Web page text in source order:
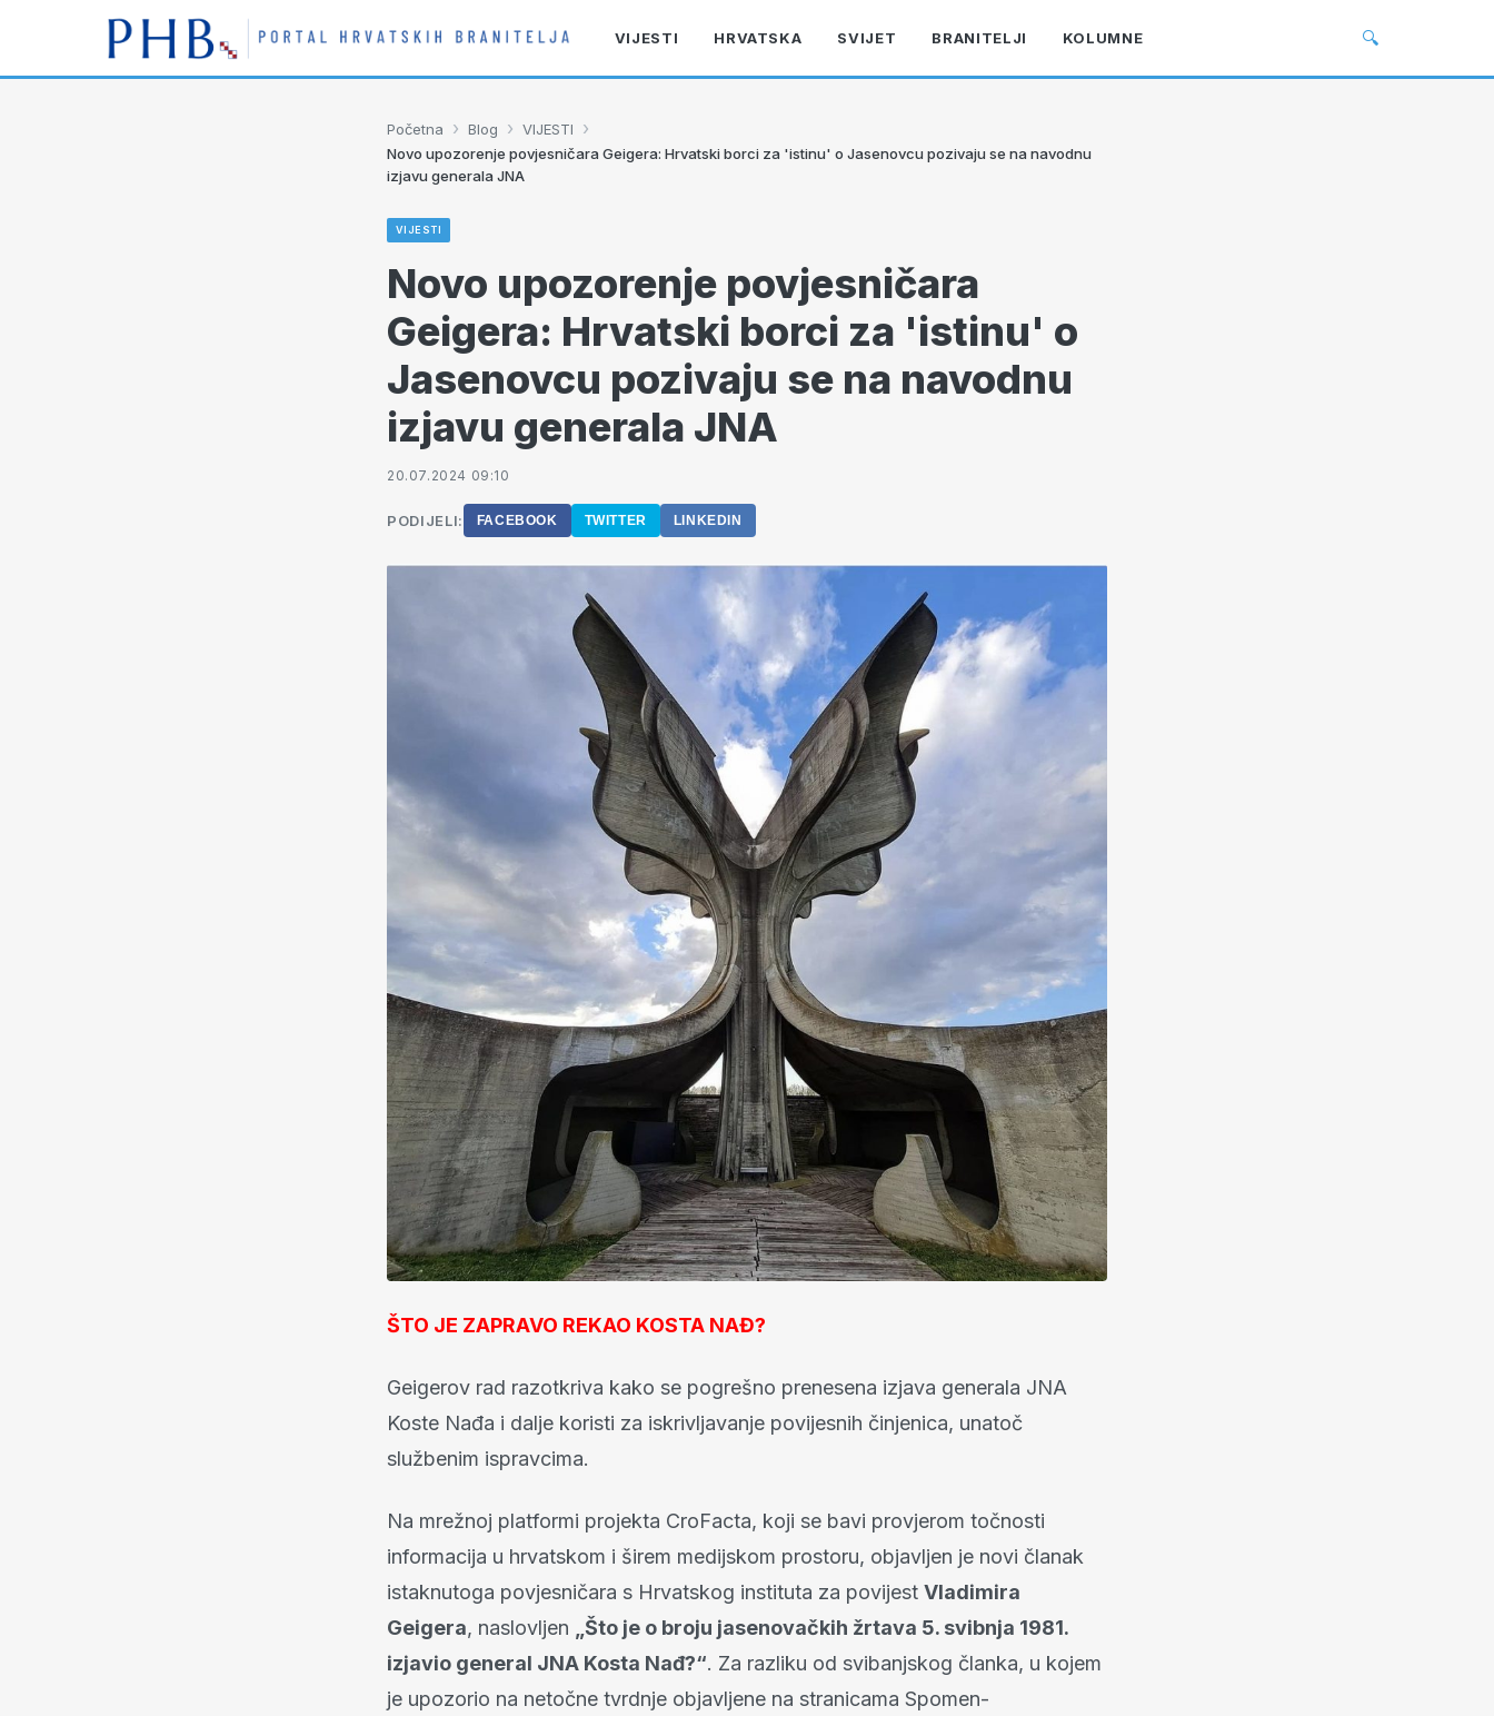
VIJESTI HRVATSKA SVIJET BRANITELJI KOLUMNE 🔍
Početna › Blog › VIJESTI ›
Novo upozorenje povjesničara Geigera: Hrvatski borci za 'istinu' o Jasenovcu pozivaju se na navodnu
izjavu generala JNA
VIJESTI
Novo upozorenje povjesničara
Geigera: Hrvatski borci za 'istinu' o
Jasenovcu pozivaju se na navodnu
izjavu generala JNA
20.07.2024 09:10
PODIJELI: FACEBOOK TWITTER LINKEDIN
ŠTO JE ZAPRAVO REKAO KOSTA NAĐ?
Geigerov rad razotkriva kako se pogrešno prenesena izjava generala JNA
Koste Nađa i dalje koristi za iskrivljavanje povijesnih činjenica, unatoč
službenim ispravcima.
Na mrežnoj platformi projekta CroFacta, koji se bavi provjerom točnosti
informacija u hrvatskom i širem medijskom prostoru, objavljen je novi članak
istaknutoga povjesničara s Hrvatskog instituta za povijest Vladimira
Geigera, naslovljen „Što je o broju jasenovačkih žrtava 5. svibnja 1981.
izjavio general JNA Kosta Nađ?“. Za razliku od svibanjskog članka, u kojem
je upozorio na netočne tvrdnje objavljene na stranicama Spomen-